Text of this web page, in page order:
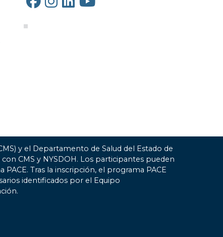
y el Departamento de Salud del Estado de
CMS y NYSDOH. Los participantes pueden
Tras la inscripción, el programa PACE
identificados por el Equipo